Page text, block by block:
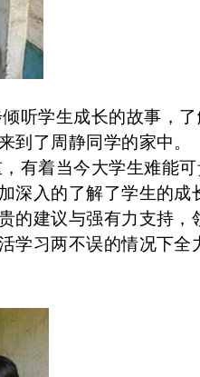
听学生成长的故事，
到了周静同学的家中。
有着当今大学生难能
深入的了解了学生的成
的建议与强有力支持，
学习两不误的情况下全